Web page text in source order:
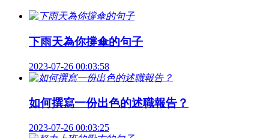
下雨天為你撐傘的句子
2023-07-26 00:03:58
如何撰寫一份出色的述職報告？
2023-07-26 00:03:25